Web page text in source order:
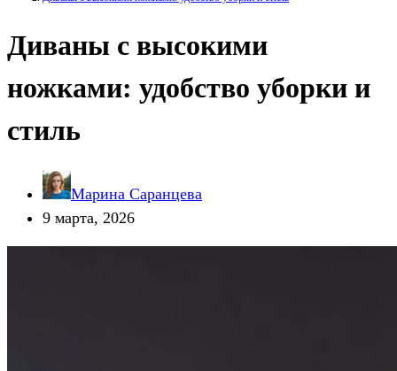
Диваны с высокими
ножками: удобство уборки и
стиль
Марина Саранцева
9 марта, 2026